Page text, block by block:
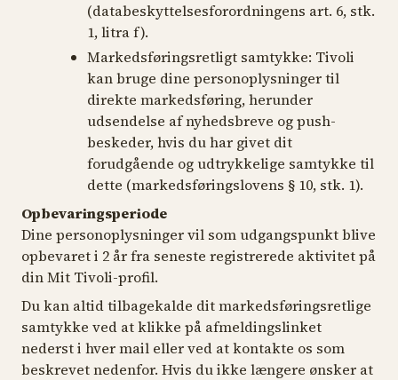
(databeskyttelsesforordningens art. 6, stk.
1, litra f).
Markedsføringsretligt samtykke: Tivoli
kan bruge dine personoplysninger til
direkte markedsføring, herunder
udsendelse af nyhedsbreve og push-
beskeder, hvis du har givet dit
forudgående og udtrykkelige samtykke til
dette (markedsføringslovens § 10, stk. 1).
Opbevaringsperiode
Dine personoplysninger vil som udgangspunkt blive
opbevaret i 2 år fra seneste registrerede aktivitet på
din Mit Tivoli-profil.
Du kan altid tilbagekalde dit markedsføringsretlige
samtykke ved at klikke på afmeldingslinket
nederst i hver mail eller ved at kontakte os som
beskrevet nedenfor. Hvis du ikke længere ønsker at